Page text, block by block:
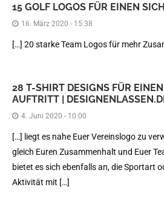
15 GOLF LOGOS FÜR EINEN
16. März 2020 - 15:38
[…] 20 starke Team Logos für mehr
28 T-SHIRT DESIGNS FÜR
AUFTRITT |
4. Juni 2020 - 10:00
[…] liegt es nahe Euer Vereinslogo zu
gleich Euren Zusammenhalt und Euer
bietet es sich ebenfalls an, die Sportart
Aktivität mit […]